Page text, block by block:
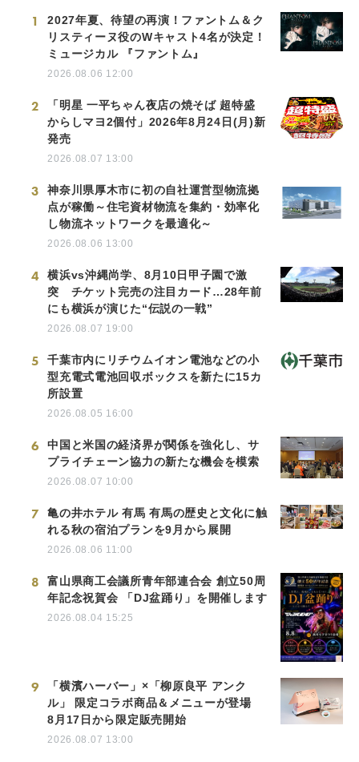
1
2027年夏、待望の再演！ファントム＆ク
リスティーヌ役のWキャスト4名が決定！
ミュージカル 『ファントム』
2026.08.06 12:00
2
「明星 一平ちゃん夜店の焼そば 超特盛
からしマヨ2個付」2026年8月24日(月)新
発売
2026.08.07 13:00
3
神奈川県厚木市に初の自社運営型物流拠
点が稼働～住宅資材物流を集約・効率化
し物流ネットワークを最適化～
2026.08.06 13:00
4
横浜vs沖縄尚学、8月10日甲子園で激
突 チケット完売の注目カード…28年前
にも横浜が演じた“伝説の一戦”
2026.08.07 19:00
5
千葉市内にリチウムイオン電池などの小
型充電式電池回収ボックスを新たに15カ
所設置
2026.08.05 16:00
6
中国と米国の経済界が関係を強化し、サ
プライチェーン協力の新たな機会を模索
2026.08.07 10:00
7
亀の井ホテル 有馬 有馬の歴史と文化に触
れる秋の宿泊プランを9月から展開
2026.08.06 11:00
8
富山県商工会議所青年部連合会 創立50周
年記念祝賀会 「DJ盆踊り」を開催します
2026.08.04 15:25
9
「横濱ハーバー」×「柳原良平 アンク
ル」 限定コラボ商品＆メニューが登場
8月17日から限定販売開始
2026.08.07 13:00